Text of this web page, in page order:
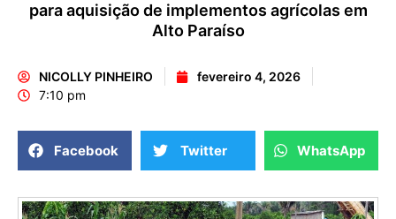
para aquisição de implementos agrícolas em
Alto Paraíso
NICOLLY PINHEIRO
fevereiro 4, 2026
7:10 pm
Facebook Twitter WhatsApp